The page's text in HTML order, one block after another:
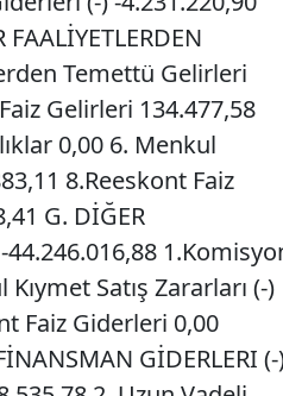
Temettü Gelirleri
Gelirleri 134.477,58
0,00 6. Menkul
8.Reeskont Faiz
G. DİĞER
-44.246.016,88
Satış Zararları (-)
Faiz Giderleri 0,00
GİDERLERI